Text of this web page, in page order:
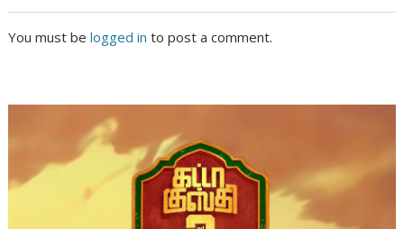
You must belogged in to post a comment.